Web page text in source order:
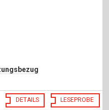
DETAILS LESEPROBE